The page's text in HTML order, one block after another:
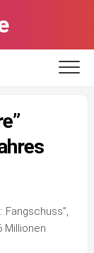
Fangschuss”,
Millionen